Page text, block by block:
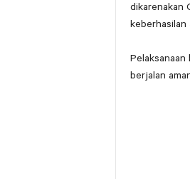
dikarenakan
keberhasilan
Pelaksanaan
berjalan